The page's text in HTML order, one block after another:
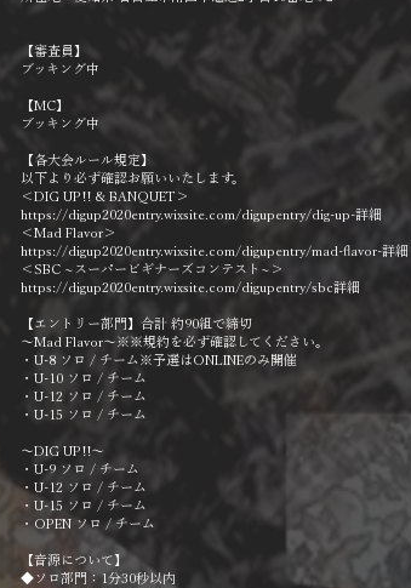
【審査員】
ブッキング中
【MC】
ブッキング中
【各大会ルール規定】
以下より必ず確認お願いいたします。
＜DIG UP!! & BANQUET＞
https://digup2020entry.wixsite.com/digupentry/dig-up-詳細
＜Mad Flavor＞
https://digup2020entry.wixsite.com/digupentry/mad-flavor-詳細
＜SBC ~スーパービギナーズコンテスト~＞
https://digup2020entry.wixsite.com/digupentry/sbc詳細
【エントリー部門】合計 約90組で締切
〜Mad Flavor〜※※規約を必ず確認してください。
・U-8 ソロ / チーム※予選はONLINEのみ開催
・U-10 ソロ / チーム
・U-12 ソロ / チーム
・U-15 ソロ / チーム
〜DIG UP!!〜
・U-9 ソロ / チーム
・U-12 ソロ / チーム
・U-15 ソロ / チーム
・OPEN ソロ / チーム
【音源について】
◆ソロ部門：1分30秒以内